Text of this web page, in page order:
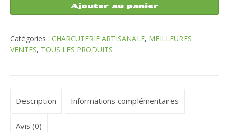
en
maison
Ajouter au panier
Catégories : CHARCUTERIE ARTISANALE, MEILLEURES
VENTES, TOUS LES PRODUITS
Description Informations complémentaires
Avis (0)